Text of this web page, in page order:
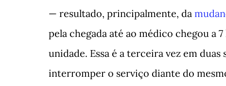
— resultado, principalmente, da
pela chegada até ao médico chegou a
unidade. Essa é a terceira vez em
interromper o serviço diante do